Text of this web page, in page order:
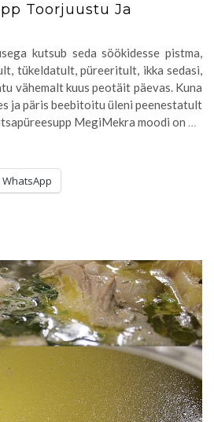
Toorjuustu Ja
kutsub seda söökidesse pistma,
tükeldatult, püreeritult, ikka sedasi,
vähemalt kuus peotäit päevas. Kuna
ja päris beebitoitu üleni peenestatult
MegiMekra moodi on …
WhatsApp